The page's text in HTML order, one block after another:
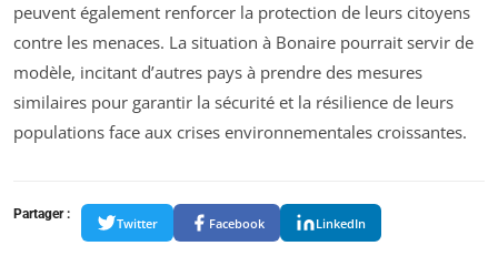
peuvent également renforcer la protection de leurs citoyens
contre les menaces. La situation à Bonaire pourrait servir de
modèle, incitant d’autres pays à prendre des mesures
similaires pour garantir la sécurité et la résilience de leurs
populations face aux crises environnementales croissantes.
Partager :
Twitter Facebook LinkedIn